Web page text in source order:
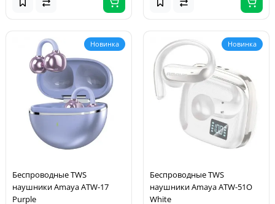
Новинка
Беспроводные TWS
наушники Amaya ATW-17
Purple
Новинка
Беспроводные TWS
наушники Amaya ATW-51O
White